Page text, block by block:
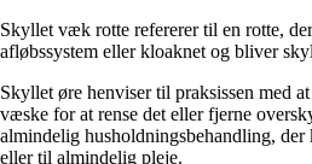
Skyllet væk rotte refererer til en rotte,
afløbssystem eller kloaknet og bliver
Skyllet øre henviser til praksissen med
væske for at rense det eller fjerne
almindelig husholdningsbehandling, der
eller til almindelig pleje.